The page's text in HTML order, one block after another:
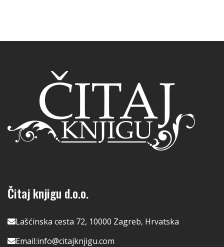
Čitaj knjigu d.o.o.
Lašćinska cesta 72, 10000 Zagreb, Hrvatska
Email:info@citajknjigu.com